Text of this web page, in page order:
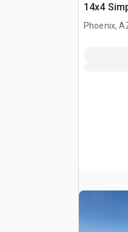
14x4
Dump
Phoenix,